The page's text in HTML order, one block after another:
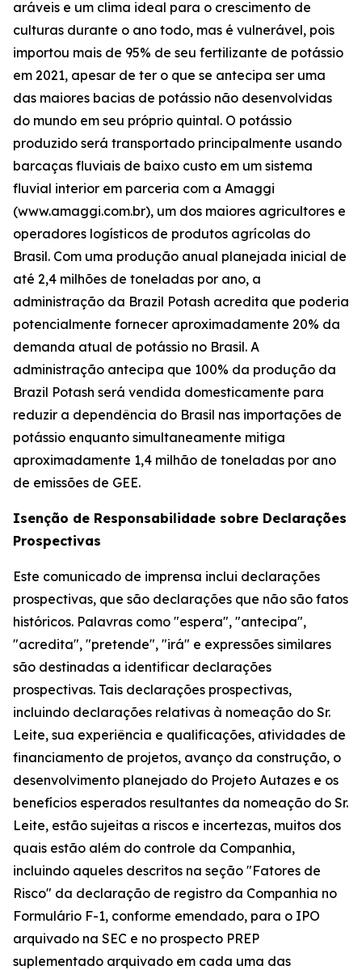
aráveis e um clima ideal para o crescimento de
culturas durante o ano todo, mas é vulnerável, pois
importou mais de 95% de seu fertilizante de potássio
em 2021, apesar de ter o que se antecipa ser uma
das maiores bacias de potássio não desenvolvidas
do mundo em seu próprio quintal. O potássio
produzido será transportado principalmente usando
barcaças fluviais de baixo custo em um sistema
fluvial interior em parceria com a Amaggi
(www.amaggi.com.br), um dos maiores agricultores e
operadores logísticos de produtos agrícolas do
Brasil. Com uma produção anual planejada inicial de
até 2,4 milhões de toneladas por ano, a
administração da Brazil Potash acredita que poderia
potencialmente fornecer aproximadamente 20% da
demanda atual de potássio no Brasil. A
administração antecipa que 100% da produção da
Brazil Potash será vendida domesticamente para
reduzir a dependência do Brasil nas importações de
potássio enquanto simultaneamente mitiga
aproximadamente 1,4 milhão de toneladas por ano
de emissões de GEE.
Isenção de Responsabilidade sobre Declarações
Prospectivas
Este comunicado de imprensa inclui declarações
prospectivas, que são declarações que não são fatos
históricos. Palavras como "espera", "antecipa",
"acredita", "pretende", "irá" e expressões similares
são destinadas a identificar declarações
prospectivas. Tais declarações prospectivas,
incluindo declarações relativas à nomeação do Sr.
Leite, sua experiência e qualificações, atividades de
financiamento de projetos, avanço da construção, o
desenvolvimento planejado do Projeto Autazes e os
benefícios esperados resultantes da nomeação do Sr.
Leite, estão sujeitas a riscos e incertezas, muitos dos
quais estão além do controle da Companhia,
incluindo aqueles descritos na seção "Fatores de
Risco" da declaração de registro da Companhia no
Formulário F-1, conforme emendado, para o IPO
arquivado na SEC e no prospecto PREP
suplementado arquivado em cada uma das